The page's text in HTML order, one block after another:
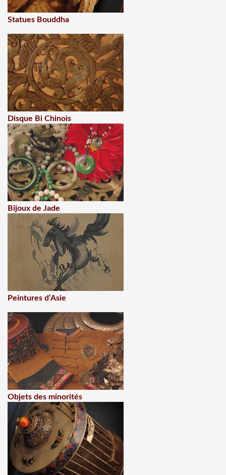
Statues Bouddha
Disque Bi Chinois
Bijoux de Jade
Peintures d’Asie
Objets des minorités